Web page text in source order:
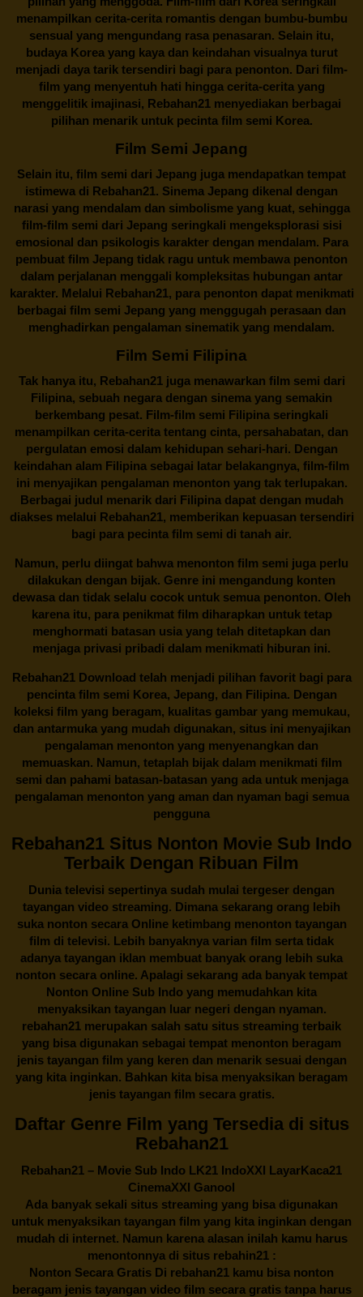
menampilkan cerita-cerita romantis dengan bumbu-bumbu
sensual yang mengundang rasa penasaran. Selain itu,
budaya Korea yang kaya dan keindahan visualnya turut
menjadi daya tarik tersendiri bagi para penonton. Dari film-
film yang menyentuh hati hingga cerita-cerita yang
menggelitik imajinasi, Rebahan21 menyediakan berbagai
pilihan menarik untuk pecinta film semi Korea.
Film Semi Jepang
Selain itu, film semi dari Jepang juga mendapatkan tempat
istimewa di Rebahan21. Sinema Jepang dikenal dengan
narasi yang mendalam dan simbolisme yang kuat, sehingga
film-film semi dari Jepang seringkali mengeksplorasi sisi
emosional dan psikologis karakter dengan mendalam. Para
pembuat film Jepang tidak ragu untuk membawa penonton
dalam perjalanan menggali kompleksitas hubungan antar
karakter. Melalui Rebahan21, para penonton dapat menikmati
berbagai film semi Jepang yang menggugah perasaan dan
menghadirkan pengalaman sinematik yang mendalam.
Film Semi Filipina
Tak hanya itu, Rebahan21juga menawarkan film semi dari
Filipina, sebuah negara dengan sinema yang semakin
berkembang pesat. Film-film semi Filipina seringkali
menampilkan cerita-cerita tentang cinta, persahabatan, dan
pergulatan emosi dalam kehidupan sehari-hari. Dengan
keindahan alam Filipina sebagai latar belakangnya, film-film
ini menyajikan pengalaman menonton yang tak terlupakan.
Berbagai judul menarik dari Filipina dapat dengan mudah
diakses melalui Rebahan21, memberikan kepuasan tersendiri
bagi para pecinta film semi di tanah air.
Namun, perlu diingat bahwa menonton film semi juga perlu
dilakukan dengan bijak. Genre ini mengandung konten
dewasa dan tidak selalu cocok untuk semua penonton. Oleh
karena itu, para penikmat film diharapkan untuk tetap
menghormati batasan usia yang telah ditetapkan dan
menjaga privasi pribadi dalam menikmati hiburan ini.
Rebahan21Download telah menjadi pilihan favorit bagi para
pencinta film semi Korea, Jepang, dan Filipina. Dengan
koleksi film yang beragam, kualitas gambar yang memukau,
dan antarmuka yang mudah digunakan, situs ini menyajikan
pengalaman menonton yang menyenangkan dan
memuaskan. Namun, tetaplah bijak dalam menikmati film
semi dan pahami batasan-batasan yang ada untuk menjaga
pengalaman menonton yang aman dan nyaman bagi semua
pengguna
Rebahan21 Situs Nonton Movie Sub Indo
Terbaik Dengan Ribuan Film
Dunia televisi sepertinya sudah mulai tergeser dengan
tayangan video streaming. Dimana sekarang orang lebih
suka nonton secara Online ketimbang menonton tayangan
film di televisi. Lebih banyaknya varian film serta tidak
adanya tayangan iklan membuat banyak orang lebih suka
nonton secara online. Apalagi sekarang ada banyak tempat
Nonton Online Sub Indo yang memudahkan kita
menyaksikan tayangan luar negeri dengan nyaman.
rebahan21 merupakan salah satu situs streaming terbaik
yang bisa digunakan sebagai tempat menonton beragam
jenis tayangan film yang keren dan menarik sesuai dengan
yang kita inginkan. Bahkan kita bisa menyaksikan beragam
jenis tayangan film secara gratis.
Daftar Genre Film yang Tersedia di situs
Rebahan21
Rebahan21 – Movie Sub Indo LK21 IndoXXI LayarKaca21
CinemaXXI Ganool
Ada banyak sekali situs streaming yang bisa digunakan
untuk menyaksikan tayangan film yang kita inginkan dengan
mudah di internet. Namun karena alasan inilah kamu harus
menontonnya di situs rebahin21 :
Nonton Secara Gratis Di rebahan21 kamu bisa nonton
beragam jenis tayangan video film secara gratis tanpa harus